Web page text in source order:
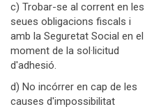
c) Trobar-se al corrent en les
seues obligacions fiscals i
amb la Seguretat Social en el
moment de la sol·licitud
d'adhesió.
d) No incórrer en cap de les
causes d'impossibilitat